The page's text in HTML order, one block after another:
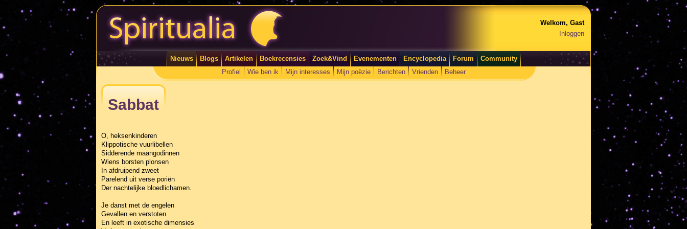
Welkom, Gast
Inloggen
Nieuws Blogs Artikelen Boekrecensies Zoek&Vind Evenementen Encyclopedia Forum
Community
Profiel
Wie ben ik Mijn interesses Mijn poëzie Berichten Vrienden Beheer
Sabbat
O, heksenkinderen
Klippotische vuurlibellen
Sidderende maangodinnen
Wiens borsten plonsen
In afdruipend zweet
Parelend uit verse poriën
Der nachtelijke bloedlichamen.
Je danst met de engelen
Gevallen en verstoten
En leeft in exotische dimensies